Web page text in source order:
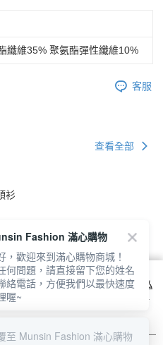
纖維35% 聚氨酯彈性纖維10%
客服
查看全部
衫
使用 cookie 方式之詳情，及若您不希
的 cookie 設定，請參閱本網站「
隱私
網站即表示您同意本公司得按本網站使
Fashion 滿心購物
，歡迎來到滿心購物商城！
何問題，請直接留下您的姓名
絡電話，方便我們以最快速度
喔~
至 Munsin Fashion 滿心購物